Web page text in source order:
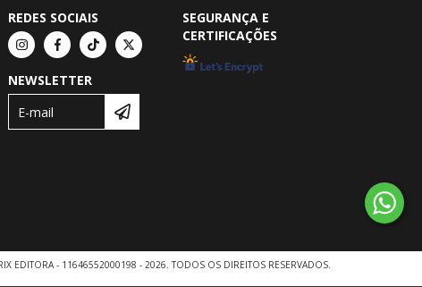
REDES SOCIAIS
NEWSLETTER
SEGURANÇA E
CERTIFICAÇÕES
EDITORA - 11646552000198 - 2026. TODOS OS DIREITOS RESERVADOS.